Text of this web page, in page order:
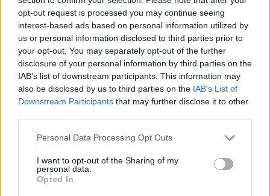
opt-out request is processed you may continue seeing
interest-based ads based on personal information utilized by
us or personal information disclosed to third parties prior to
your opt-out. You may separately opt-out of the further
disclosure of your personal information by third parties on the
IAB’s list of downstream participants. This information may
also be disclosed by us to third parties on the IAB’s List of
Downstream Participants that may further disclose it to other
Personal Data Processing Opt Outs
I want to opt-out of the Sharing of my
personal data.
Opted In
2026. augusztus 08., szombat
Már több mint száz településen
kellett vízkorlátozást bevezetni
országszerte